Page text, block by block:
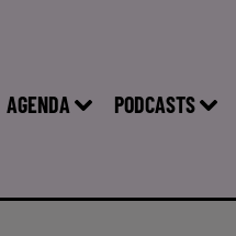
AGENDA PODCASTS